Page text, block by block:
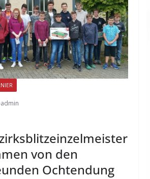
von den
Ochtendung